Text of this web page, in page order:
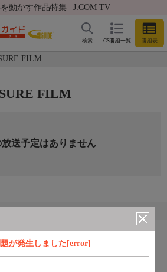
動かす作品特集 | J:COM TV
CS番組一覧 番組表
検索
FILM
が発生しました[error]
FILM
放送予定はありません
め番組